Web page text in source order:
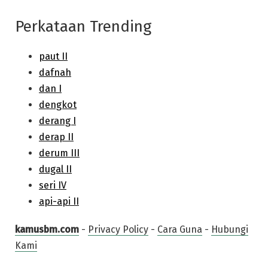
Perkataan Trending
kamusbm.com - Privacy Policy - Cara Guna - Hubungi
Kami